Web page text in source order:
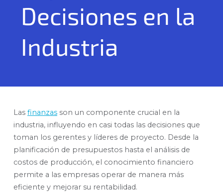
Decisiones en la
Industria
Las finanzas son un componente crucial en la
industria, influyendo en casi todas las decisiones que
toman los gerentes y líderes de proyecto. Desde la
planificación de presupuestos hasta el análisis de
costos de producción, el conocimiento financiero
permite a las empresas operar de manera más
eficiente y mejorar su rentabilidad.